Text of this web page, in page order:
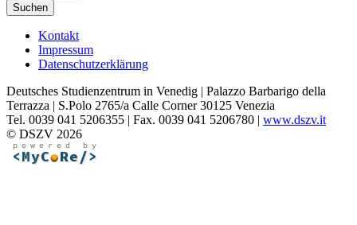
Suchen
Kontakt
Impressum
Datenschutzerklärung
Deutsches Studienzentrum in Venedig | Palazzo Barbarigo della
Terrazza | S.Polo 2765/a Calle Corner 30125 Venezia
Tel. 0039 041 5206355 | Fax. 0039 041 5206780 | www.dszv.it
© DSZV 2026